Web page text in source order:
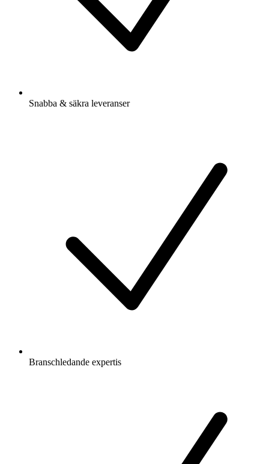
Snabba & säkra leveranser
Branschledande expertis